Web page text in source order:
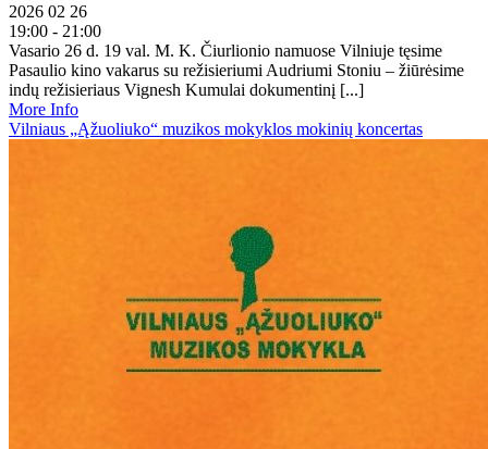
2026 02 26
19:00 - 21:00
Vasario 26 d. 19 val. M. K. Čiurlionio namuose Vilniuje tęsime
Pasaulio kino vakarus su režisieriumi Audriumi Stoniu – žiūrėsime
indų režisieriaus Vignesh Kumulai dokumentinį [...]
More Info
Vilniaus „Ąžuoliuko“ muzikos mokyklos mokinių koncertas